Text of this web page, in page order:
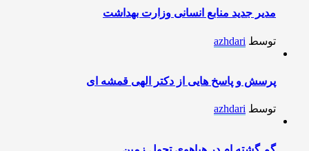
مدیر جدید منابع انسانی وزارت بهداشت
توسط azhdari
پرسش و پاسخ هایی از دکتر الهی قمشه ای
توسط azhdari